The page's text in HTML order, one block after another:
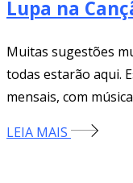
Lupa na
Muitas sugestões
todas estarão aqui.
mensais, com
LEIA MAIS